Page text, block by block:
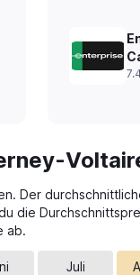
Der
die
ab.
Juli